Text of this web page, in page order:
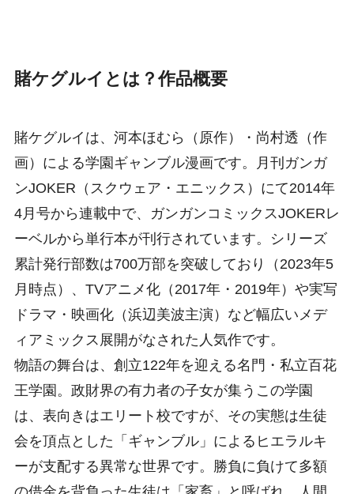
賭ケグルイとは？作品概要
賭ケグルイは、河本ほむら（原作）・尚村透（作
画）による学園ギャンブル漫画です。月刊ガンガ
ンJOKER（スクウェア・エニックス）にて2014年
4月号から連載中で、ガンガンコミックスJOKERレ
ーベルから単行本が刊行されています。シリーズ
累計発行部数は700万部を突破しており（2023年5
月時点）、TVアニメ化（2017年・2019年）や実写
ドラマ・映画化（浜辺美波主演）など幅広いメデ
ィアミックス展開がなされた人気作です。
物語の舞台は、創立122年を迎える名門・私立百花
王学園。政財界の有力者の子女が集うこの学園
は、表向きはエリート校ですが、その実態は生徒
会を頂点とした「ギャンブル」によるヒエラルキ
ーが支配する異常な世界です。勝負に負けて多額